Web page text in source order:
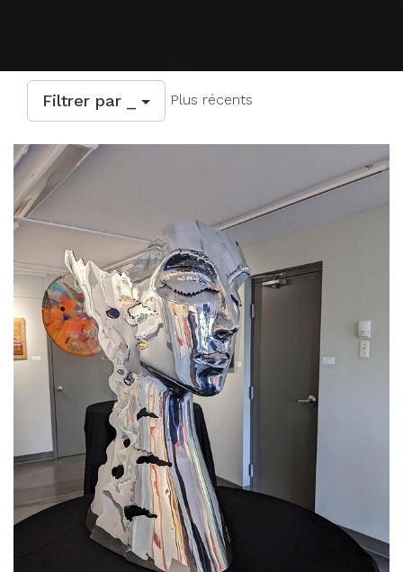
Filtrer par _ Plus récents